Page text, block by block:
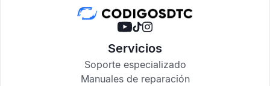
Servicios
Soporte especializado
Manuales de reparación